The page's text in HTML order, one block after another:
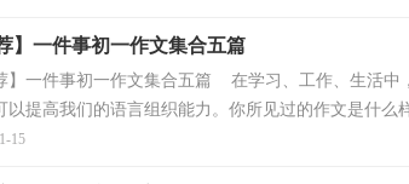
】一件事初一作文集合五篇
】一件事初一作文集合五篇 在学习、工作、生活
以提高我们的语言组织能力。你所见过的作文是什么
15